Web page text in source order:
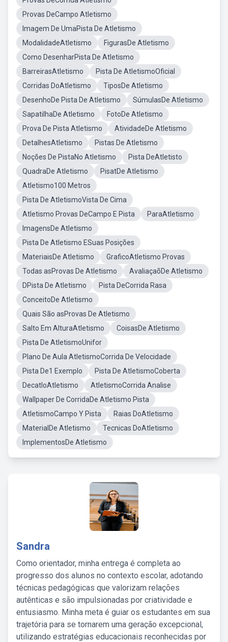
Provas DeCampo Atletismo
Imagem De UmaPista De Atletismo
ModalidadeAtletismo
FigurasDe Atletismo
Como DesenharPista De Atletismo
BarreirasAtletismo
Pista De AtletismoOficial
Corridas DoAtletismo
TiposDe Atletismo
DesenhoDe Pista De Atletismo
SúmulasDe Atletismo
SapatilhaDe Atletismo
FotoDe Atletismo
Prova De Pista Atletismo
AtividadeDe Atletismo
DetalhesAtletismo
Pistas De Atletismo
Noções De PistaNo Atletismo
Pista DeAtletisto
QuadraDe Atletismo
PisatDe Atletismo
Atletismo100 Metros
Pista De AtletismoVista De Cima
Atletismo Provas DeCampo E Pista
ParaAtletismo
ImagensDe Atletismo
Pista De Atletismo ESuas Posições
MateriaisDe Atletismo
GraficoAtletismo Provas
Todas asProvas De Atletismo
AvaliaçaõDe Atletismo
DPista De Atletismo
Pista DeCorrida Rasa
ConceitoDe Atletismo
Quais São asProvas De Atletismo
Salto Em AlturaAtletismo
CoisasDe Atletismo
Pista De AtletismoUnifor
Plano De Aula AtletismoCorrida De Velocidade
Pista De1 Exemplo
Pista De AtletismoCoberta
DecatloAtletismo
AtletismoCorrida Analise
Wallpaper De CorridaDe Atletismo Pista
AtletismoCampo Y Pista
Raias DoAtletismo
MaterialDe Atletismo
Tecnicas DoAtletismo
ImplementosDe Atletismo
Sandra
Como orientador, minha entrega é completa ao
progresso dos alunos no contexto escolar, adotando
técnicas pedagógicas que valorizam relações
autênticas e são impulsionadas por criatividade e
entusiasmo. Minha meta é guiar os estudantes em sua
trajetória para se tornarem uma geração excepcional,
utilizando estratégias educacionais reconhecidas por